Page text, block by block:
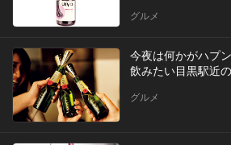
グルメ
今夜は何かがハプ
飲みたい目黒駅近
グルメ